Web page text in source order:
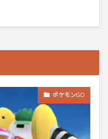
ポケモンGO